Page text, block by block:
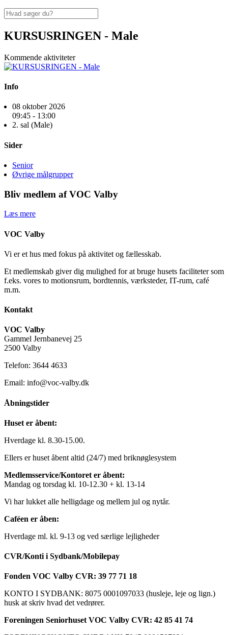
KURSUSRINGEN - Male
Kommende aktiviteter
Info
08 oktober 2026
09:45 - 13:00
2. sal (Male)
Sider
Senior
Øvrige målgrupper
Bliv medlem af VOC Valby
Læs mere
VOC Valby
Vi er et hus med fokus på aktivitet og fællesskab.
Et medlemskab giver dig mulighed for at bruge husets faciliteter som
f.eks. vores to motionsrum, bordtennis, værksteder, IT-rum, café
m.m.
Kontakt
VOC Valby
Gammel Jernbanevej 25
2500 Valby
Telefon: 3644 4633
Email: info@voc-valby.dk
Åbningstider
Huset er åbent:
Hverdage kl. 8.30-15.00.
Ellers er huset åbent altid (24/7) med briknøglesystem
Medlemsservice/Kontoret er åbent:
Mandag og torsdag kl. 10-12.30 + kl. 13-14
Vi har lukket alle helligdage og mellem jul og nytår.
Caféen er åben:
Hverdage ml. kl. 9-13 og ved særlige lejligheder
CVR/Konti i Sydbank/Mobilepay
Fonden VOC Valby CVR: 39 77 71 18
KONTO I SYDBANK: 8075 0001097033 (husleje, leje og lign.)
husk at skriv hvad det vedrører.
Foreningen Seniorhuset VOC Valby CVR: 42 85 41 74